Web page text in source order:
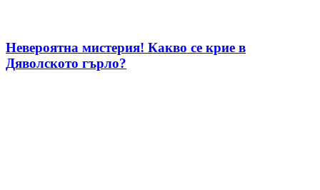
Невероятна мистерия! Какво се крие в
Дяволското гърло?